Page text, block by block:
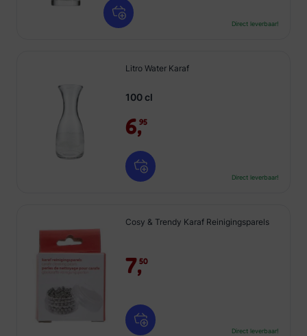
Direct leverbaar!
Litro Water Karaf
100 cl
6,95
Direct leverbaar!
Cosy & Trendy Karaf Reinigingsparels
7,50
Direct leverbaar!